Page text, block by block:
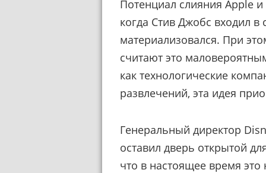
Потенциал слияния Apple
когда Стив Джобс входил в
материализовался. При
считают это
как технологические
развлечений, эта идея
Генеральный директор
оставил дверь открытой
что в настоящее время